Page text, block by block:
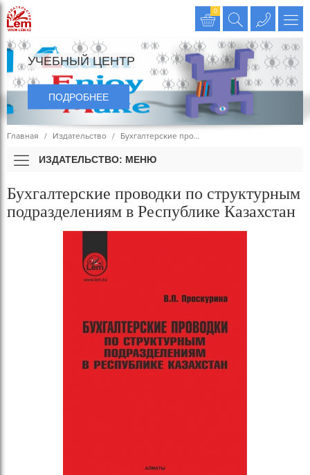
0
УЧЕБНЫЙ ЦЕНТР
ПОДРОБНЕЕ
Главная Издательство Бухгалтерские про…
ИЗДАТЕЛЬСТВО: МЕНЮ
Бухгалтерские проводки по структурным
подразделениям в Республике Казахстан